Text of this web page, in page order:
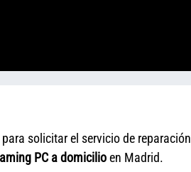
solicitar el servicio de reparación
PC a domicilioen Madrid.